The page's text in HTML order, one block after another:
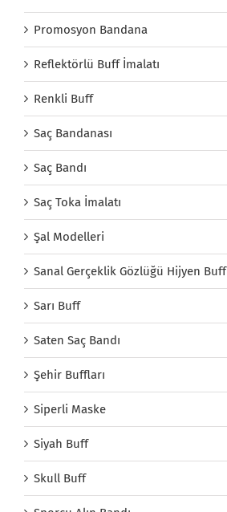
Promosyon Bandana
Reflektörlü Buff İmalatı
Renkli Buff
Saç Bandanası
Saç Bandı
Saç Toka İmalatı
Şal Modelleri
Sanal Gerçeklik Gözlüğü Hijyen Buff
Sarı Buff
Saten Saç Bandı
Şehir Buffları
Siperli Maske
Siyah Buff
Skull Buff